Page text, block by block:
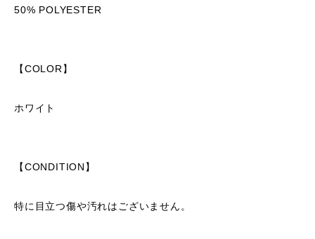
50% POLYESTER
【COLOR】
ホワイト
【CONDITION】
特に目立つ傷や汚れはございません。